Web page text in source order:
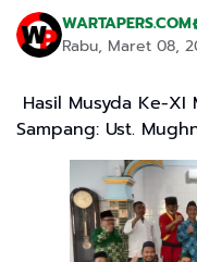
WARTAPERS.COM
Rabu, Maret 08,
Hasil Musyda Ke-XI
Sampang: Ust.